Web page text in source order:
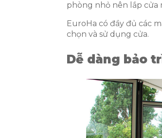
phòng nhỏ nên lắp cửa
EuroHa có đầy đủ các
chọn và sử dụng cửa.
Dễ dàng bảo